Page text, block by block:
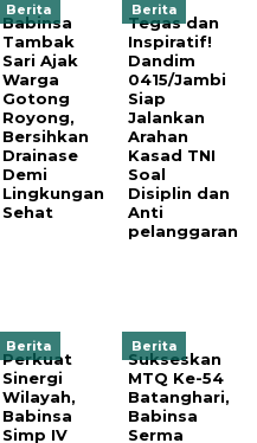
Berita
Babinsa
Tambak
Sari Ajak
Warga
Gotong
Royong,
Bersihkan
Drainase
Demi
Lingkungan
Sehat
Berita
Tegas dan
Inspiratif!
Dandim
0415/Jambi
Siap
Jalankan
Arahan
Kasad TNI
Soal
Disiplin dan
Anti
pelanggaran
Berita
Perkuat
Sinergi
Wilayah,
Babinsa
Simp IV
Berita
Sukseskan
MTQ Ke-54
Batanghari,
Babinsa
Serma